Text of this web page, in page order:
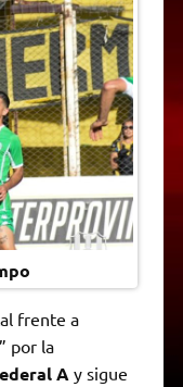
frente a
por la
A y sigue